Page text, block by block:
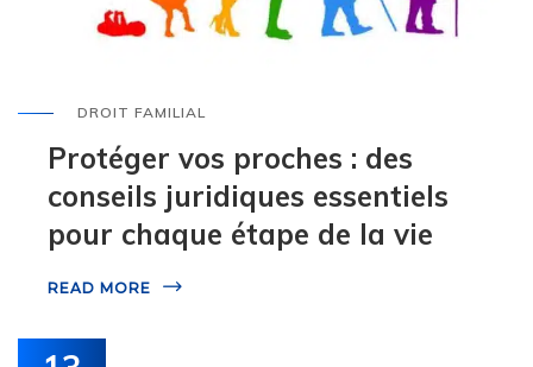
DROIT FAMILIAL
Protéger vos proches : des
conseils juridiques essentiels
pour chaque étape de la vie
READ MORE